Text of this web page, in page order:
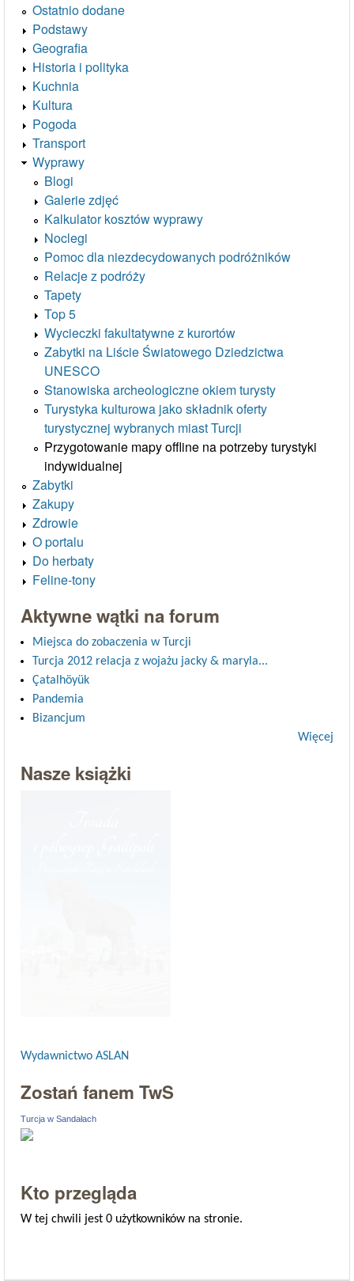
Ostatnio dodane
Podstawy
Geografia
Historia i polityka
Kuchnia
Kultura
Pogoda
Transport
Wyprawy
Blogi
Galerie zdjęć
Kalkulator kosztów wyprawy
Noclegi
Pomoc dla niezdecydowanych podróżników
Relacje z podróży
Tapety
Top 5
Wycieczki fakultatywne z kurortów
Zabytki na Liście Światowego Dziedzictwa
UNESCO
Stanowiska archeologiczne okiem turysty
Turystyka kulturowa jako składnik oferty
turystycznej wybranych miast Turcji
Przygotowanie mapy offline na potrzeby turystyki
indywidualnej
Zabytki
Zakupy
Zdrowie
O portalu
Do herbaty
Feline-tony
Aktywne wątki na forum
Miejsca do zobaczenia w Turcji
Turcja 2012 relacja z wojażu jacky & maryla...
Çatalhöyük
Pandemia
Bizancjum
Więcej
Nasze książki
Wydawnictwo ASLAN
Zostań fanem TwS
Turcja w Sandałach
Kto przegląda
W tej chwili jest 0 użytkowników na stronie.